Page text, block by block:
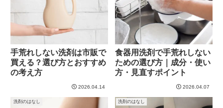
手荒れしない洗剤は市販で
買える？選び方とおすすめ
の考え方
2026.04.14
食器用洗剤で手荒れしない
ための選び方｜成分・使い
方・見直すポイント
2026.04.07
洗剤のはなし 洗剤のはなし